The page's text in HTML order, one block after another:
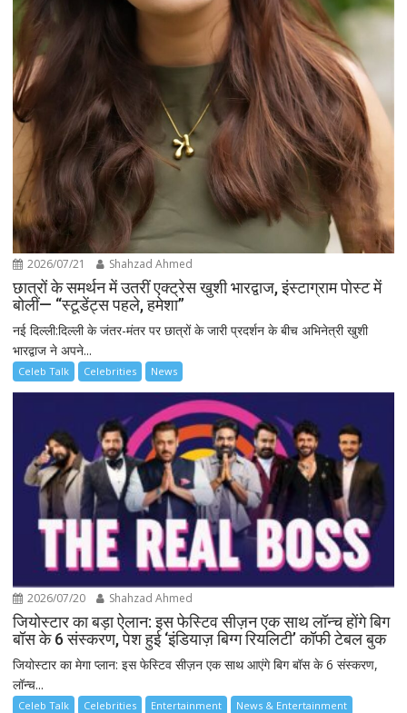
2026/07/21 Shahzad Ahmed
छात्रों के समर्थन में उतरीं एक्ट्रेस खुशी भारद्वाज, इंस्टाग्राम पोस्ट में
बोलीं— “स्टूडेंट्स पहले, हमेशा”
नई दिल्ली:दिल्ली के जंतर-मंतर पर छात्रों के जारी प्रदर्शन के बीच अभिनेत्री खुशी
भारद्वाज ने अपने...
Celeb Talk Celebrities News
2026/07/20 Shahzad Ahmed
जियोस्टार का बड़ा ऐलान: इस फेस्टिव सीज़न एक साथ लॉन्च होंगे बिग
बॉस के 6 संस्करण, पेश हुई ‘इंडियाज़ बिग्ग रियलिटी’ कॉफी टेबल बुक
जियोस्टार का मेगा प्लान: इस फेस्टिव सीज़न एक साथ आएंगे बिग बॉस के 6 संस्करण,
लॉन्च...
Celeb Talk Celebrities Entertainment News & Entertainment